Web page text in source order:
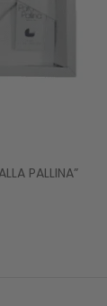
PALLINA”